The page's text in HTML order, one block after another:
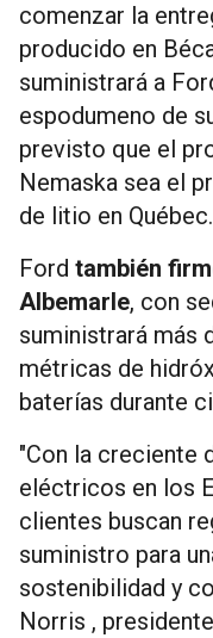
comenzar la
producido en
suministrará a
espodumeno de
previsto que el
Nemaska ​​sea el
de litio en Québec.
Ford también
Albemarle, con
suministrará más
métricas de
baterías durante
"Con la creciente
eléctricos en los
clientes buscan
suministro para
sostenibilidad y
Norris ,